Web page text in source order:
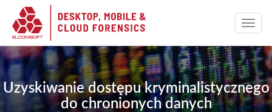
Uzyskiwanie dostępu kryminalistycznego
do chronionych danych